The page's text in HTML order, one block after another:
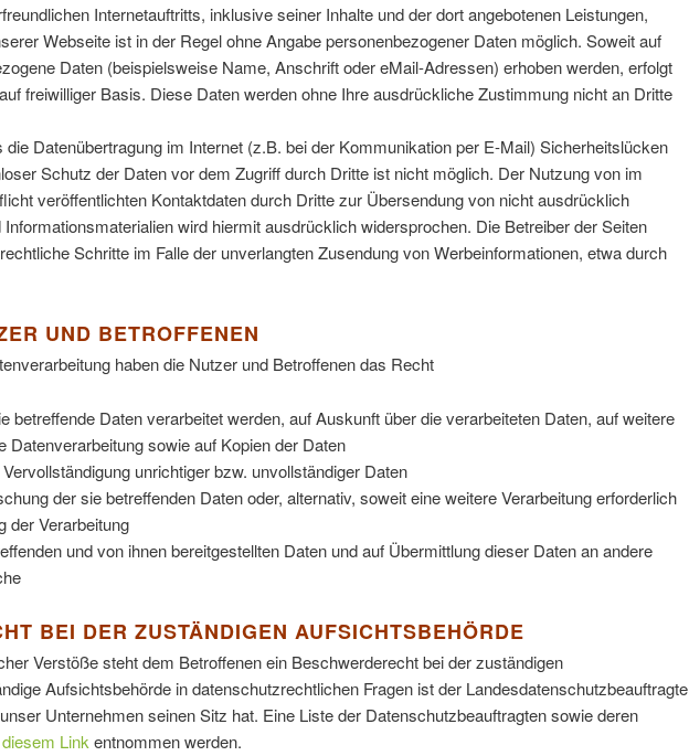
Internetauftritts, inklusive seiner Inhalte und der dort angebotenen Leistungen,
Webseite ist in der Regel ohne Angabe personenbezogener Daten möglich. Soweit auf
Daten (beispielsweise Name, Anschrift oder eMail-Adressen) erhoben werden, erfolgt
freiwilliger Basis. Diese Daten werden ohne Ihre ausdrückliche Zustimmung nicht an Dritte
Datenübertragung im Internet (z.B. bei der Kommunikation per E-Mail) Sicherheitslücken
Schutz der Daten vor dem Zugriff durch Dritte ist nicht möglich. Der Nutzung von im
veröffentlichten Kontaktdaten durch Dritte zur Übersendung von nicht ausdrücklich
wird hiermit ausdrücklich widersprochen. Die Betreiber der Seiten
Schritte im Falle der unverlangten Zusendung von Werbeinformationen, etwa durch
UND BETROFFENEN
haben die Nutzer und Betroffenen das Recht
betreffende Daten verarbeitet werden, auf Auskunft über die verarbeiteten Daten, auf weitere
Datenverarbeitung sowie auf Kopien der Daten
unrichtiger bzw. unvollständiger Daten
der sie betreffenden Daten oder, alternativ, soweit eine weitere Verarbeitung erforderlich
der Verarbeitung
und von ihnen bereitgestellten Daten und auf Übermittlung dieser Daten an andere
BEI DER ZUSTÄNDIGEN AUFSICHTSBEHÖRDE
Verstöße steht dem Betroffenen ein Beschwerderecht bei der zuständigen
Aufsichtsbehörde in datenschutzrechtlichen Fragen ist der Landesdatenschutzbeauftragte
Unternehmen seinen Sitz hat. Eine Liste der Datenschutzbeauftragten sowie deren
diesem Link entnommen werden.